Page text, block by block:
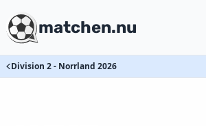
matchen.nu
Division 2 - Norrland 2026